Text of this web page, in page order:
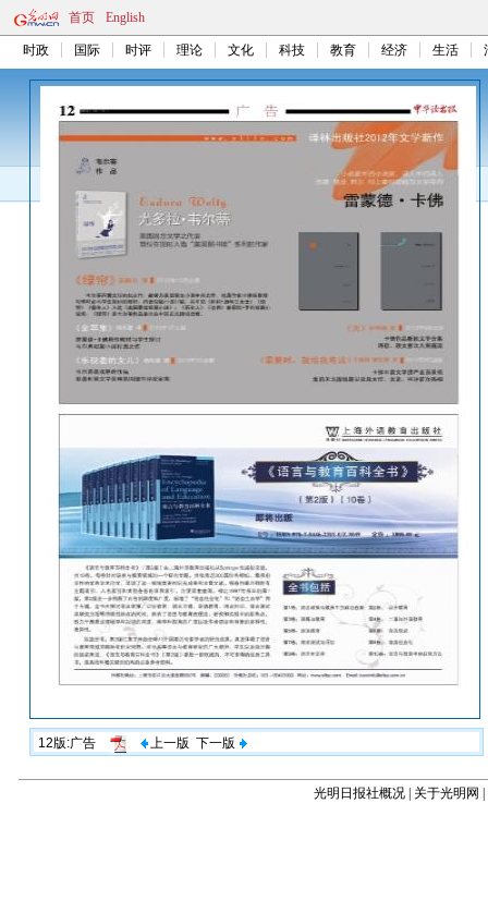
首页 English
时政 国际 时评 理论 文化 科技 教育 经济 生活
12版:广告 上一版 下一版
光明日报社概况 关于光明网